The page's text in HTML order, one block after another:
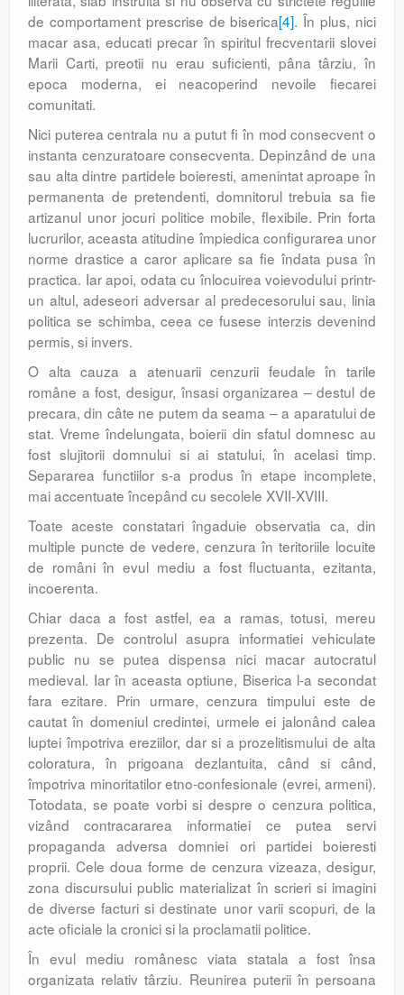
de comportament prescrise de biserica[4]. În plus, nici
macar asa, educati precar în spiritul frecventarii slovei
Marii Carti, preotii nu erau suficienti, pâna târziu, în
epoca moderna, ei neacoperind nevoile fiecarei
comunitati.
Nici puterea centrala nu a putut fi în mod consecvent o
instanta cenzuratoare consecventa. Depinzând de una
sau alta dintre partidele boieresti, amenintat aproape în
permanenta de pretendenti, domnitorul trebuia sa fie
artizanul unor jocuri politice mobile, flexibile. Prin forta
lucrurilor, aceasta atitudine împiedica configurarea unor
norme drastice a caror aplicare sa fie îndata pusa în
practica. Iar apoi, odata cu înlocuirea voievodului printr-
un altul, adeseori adversar al predecesorului sau, linia
politica se schimba, ceea ce fusese interzis devenind
permis, si invers.
O alta cauza a atenuarii cenzurii feudale în tarile
române a fost, desigur, însasi organizarea – destul de
precara, din câte ne putem da seama – a aparatului de
stat. Vreme îndelungata, boierii din sfatul domnesc au
fost slujitorii domnului si ai statului, în acelasi timp.
Separarea functiilor s-a produs în etape incomplete,
mai accentuate începând cu secolele XVII-XVIII.
Toate aceste constatari îngaduie observatia ca, din
multiple puncte de vedere, cenzura în teritoriile locuite
de români în evul mediu a fost fluctuanta, ezitanta,
incoerenta.
Chiar daca a fost astfel, ea a ramas, totusi, mereu
prezenta. De controlul asupra informatiei vehiculate
public nu se putea dispensa nici macar autocratul
medieval. Iar în aceasta optiune, Biserica l-a secondat
fara ezitare. Prin urmare, cenzura timpului este de
cautat în domeniul credintei, urmele ei jalonând calea
luptei împotriva ereziilor, dar si a prozelitismului de alta
coloratura, în prigoana dezlantuita, când si când,
împotriva minoritatilor etno-confesionale (evrei, armeni).
Totodata, se poate vorbi si despre o cenzura politica,
vizând contracararea informatiei ce putea servi
propaganda adversa domniei ori partidei boieresti
proprii. Cele doua forme de cenzura vizeaza, desigur,
zona discursului public materializat în scrieri si imagini
de diverse facturi si destinate unor varii scopuri, de la
acte oficiale la cronici si la proclamatii politice.
În evul mediu românesc viata statala a fost însa
organizata relativ târziu. Reunirea puterii în persoana